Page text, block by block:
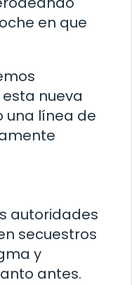
en que
nueva
una línea de
autoridades
secuestros
y
antes.